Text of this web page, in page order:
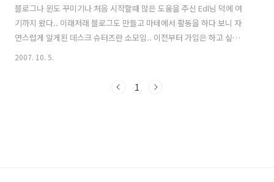
블로그나 윈도 꾸미기나 처음 시작할때 많은 도움을 주신 Edl님 덕에 여
기까지 왔다.. 이래저래 블로그도 만들고 마테에서 활동을 하다 보니 자
연스럽게 알게된 데스크 슈터즈란 소모임.. 이전부터 가입은 하고 싶었는
데 시즌2를 기점으로 이제서야 가입을 하게 되었다.. to all members
2007. 10. 5.
1